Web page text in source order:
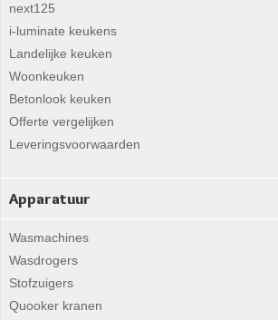
next125
i-luminate keukens
Landelijke keuken
Woonkeuken
Betonlook keuken
Offerte vergelijken
Leveringsvoorwaarden
Apparatuur
Wasmachines
Wasdrogers
Stofzuigers
Quooker kranen